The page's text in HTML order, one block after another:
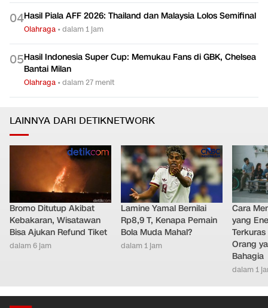
04Hasil Piala AFF 2026: Thailand dan Malaysia Lolos Semifinal
Olahraga •dalam 1 jam
05Hasil Indonesia Super Cup: Memukau Fans di GBK, Chelsea
Bantai Milan
Olahraga •dalam 27 menit
LAINNYA DARI DETIKNETWORK
Bromo Ditutup Akibat
Kebakaran, Wisatawan
Bisa Ajukan Refund Tiket
dalam 6 jam
Lamine Yamal Bernilai
Rp8,9 T, Kenapa Pemain
Bola Muda Mahal?
dalam 1 jam
Cara
yang
Orang
Bahagia
dalam 1